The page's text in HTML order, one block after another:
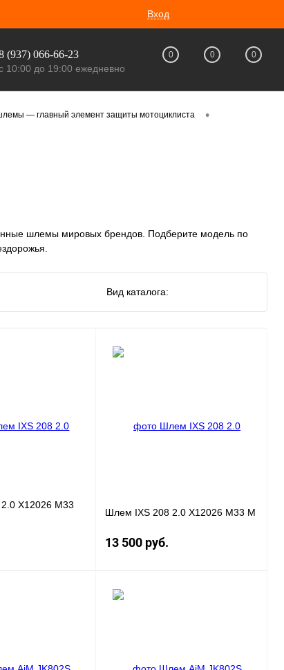
Вход
(937) 066-66-23
10:00 до 19:00 ежедневно
0 0 0
— главный элемент защиты мотоциклиста •
шлемы мировых брендов. Подберите модель по
Вид каталога:
X12026 M33
Шлем IXS 208 2.0 X12026 M33 M
13 500 руб.